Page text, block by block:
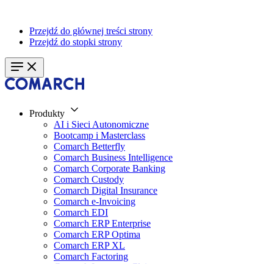
Przejdź do głównej treści strony
Przejdź do stopki strony
Produkty
AI i Sieci Autonomiczne
Bootcamp i Masterclass
Comarch Betterfly
Comarch Business Intelligence
Comarch Corporate Banking
Comarch Custody
Comarch Digital Insurance
Comarch e-Invoicing
Comarch EDI
Comarch ERP Enterprise
Comarch ERP Optima
Comarch ERP XL
Comarch Factoring